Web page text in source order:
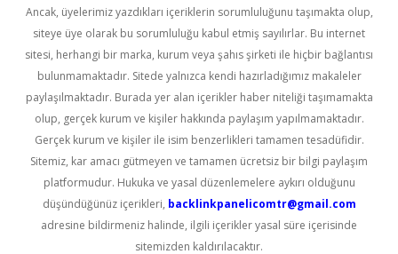
Ancak, üyelerimiz yazdıkları içeriklerin sorumluluğunu taşımakta olup,
siteye üye olarak bu sorumluluğu kabul etmiş sayılırlar. Bu internet
sitesi, herhangi bir marka, kurum veya şahıs şirketi ile hiçbir bağlantısı
bulunmamaktadır. Sitede yalnızca kendi hazırladığımız makaleler
paylaşılmaktadır. Burada yer alan içerikler haber niteliği taşımamakta
olup, gerçek kurum ve kişiler hakkında paylaşım yapılmamaktadır.
Gerçek kurum ve kişiler ile isim benzerlikleri tamamen tesadüfidir.
Sitemiz, kar amacı gütmeyen ve tamamen ücretsiz bir bilgi paylaşım
platformudur. Hukuka ve yasal düzenlemelere aykırı olduğunu
düşündüğünüz içerikleri, backlinkpanelicomtr@gmail.com
adresine bildirmeniz halinde, ilgili içerikler yasal süre içerisinde
sitemizden kaldırılacaktır.